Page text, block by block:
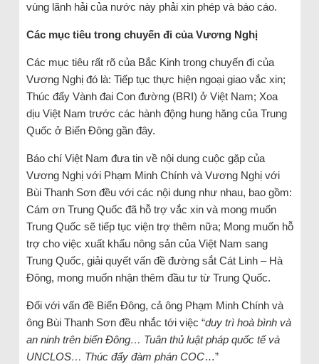
vùng lãnh hải của nước này phải xin phép và báo cáo.
Các mục tiêu trong chuyến đi của Vương Nghị
Các mục tiêu rất rõ của Bắc Kinh trong chuyến đi của
Vương Nghị đó là: Tiếp tục thực hiện ngoại giao vắc xin;
Thúc đẩy Vành đai Con đường (BRI) ở Việt Nam; Xoa
dịu Việt Nam trước các hành động hung hăng của Trung
Quốc ở Biển Đông gần đây.
Báo chí Việt Nam đưa tin về nội dung cuộc gặp của
Vương Nghị với Phạm Minh Chính và Vương Nghị với
Bùi Thanh Sơn đều với các nội dung như nhau, bao gồm:
Cám ơn Trung Quốc đã hỗ trợ vắc xin và mong muốn
Trung Quốc sẽ tiếp tục viện trợ thêm nữa; Mong muốn hỗ
trợ cho việc xuất khẩu nông sản của Việt Nam sang
Trung Quốc, giải quyết vấn đề đường sắt Cát Linh – Hà
Đông, mong muốn nhận thêm đầu tư từ Trung Quốc.
Đối với vấn đề Biển Đông, cả ông Phạm Minh Chính và
ông Bùi Thanh Sơn đều nhắc tới việc “duy trì hoà bình và
an ninh trên biển Đông… Tuân thủ luật pháp quốc tế và
UNCLOS… Thúc đẩy đàm phán COC…”